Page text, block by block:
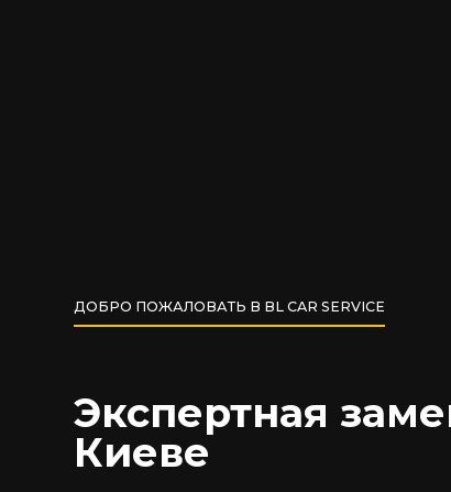
ДОБРО ПОЖАЛОВАТЬ В BL CAR SERVICE
Экспертная
Киеве